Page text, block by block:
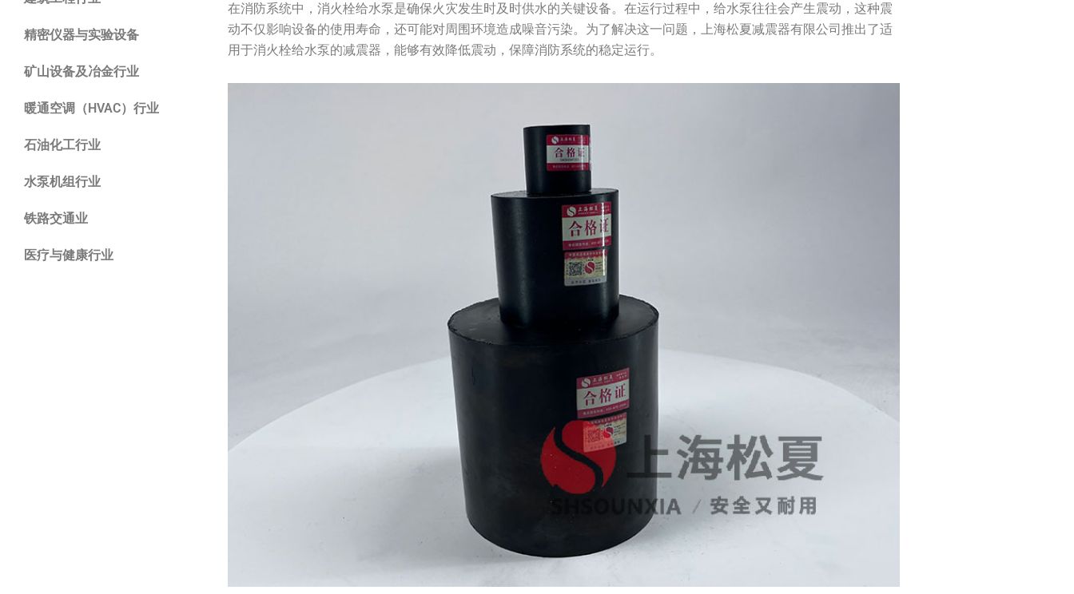
精密仪器与实验设备
矿山设备及冶金行业
暖通空调（HVAC）行业
石油化工行业
水泵机组行业
铁路交通业
医疗与健康行业
在消防系统中，消火栓给水泵是确保火灾发生时及时供水的关键设备。在运行过程中，给水泵往往会产生震动，这种震
动不仅影响设备的使用寿命，还可能对周围环境造成噪音污染。为了解决这一问题，上海松夏减震器有限公司推出了适
用于消火栓给水泵的减震器，能够有效降低震动，保障消防系统的稳定运行。